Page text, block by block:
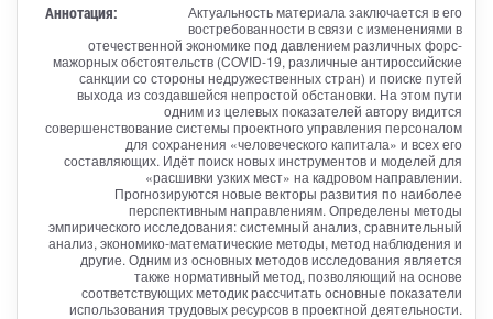
Аннотация:
Актуальность материала заключается в его
востребованности в связи с изменениями в
отечественной экономике под давлением различных форс-
мажорных обстоятельств (COVID-19, различные антироссийские
санкции со стороны недружественных стран) и поиске путей
выхода из создавшейся непростой обстановки. На этом пути
одним из целевых показателей автору видится
совершенствование системы проектного управления персоналом
для сохранения «человеческого капитала» и всех его
составляющих. Идёт поиск новых инструментов и моделей для
«расшивки узких мест» на кадровом направлении.
Прогнозируются новые векторы развития по наиболее
перспективным направлениям. Определены методы
эмпирического исследования: системный анализ, сравнительный
анализ, экономико-математические методы, метод наблюдения и
другие. Одним из основных методов исследования является
также нормативный метод, позволяющий на основе
соответствующих методик рассчитать основные показатели
использования трудовых ресурсов в проектной деятельности.